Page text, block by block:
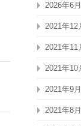
2026年6月
2021年12
2021年11
2021年10
2021年9月
2021年8月